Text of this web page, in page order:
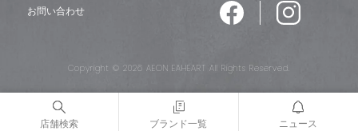
お問い合わせ
Copyright © 2026 AEON EAHEART All Rights Reserved.
店舗検索 ブランド一覧 ニュース